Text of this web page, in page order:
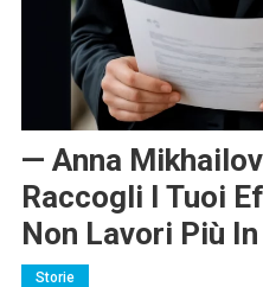
— Anna
Raccogli I Tuoi
Non Lavori Più
Storie